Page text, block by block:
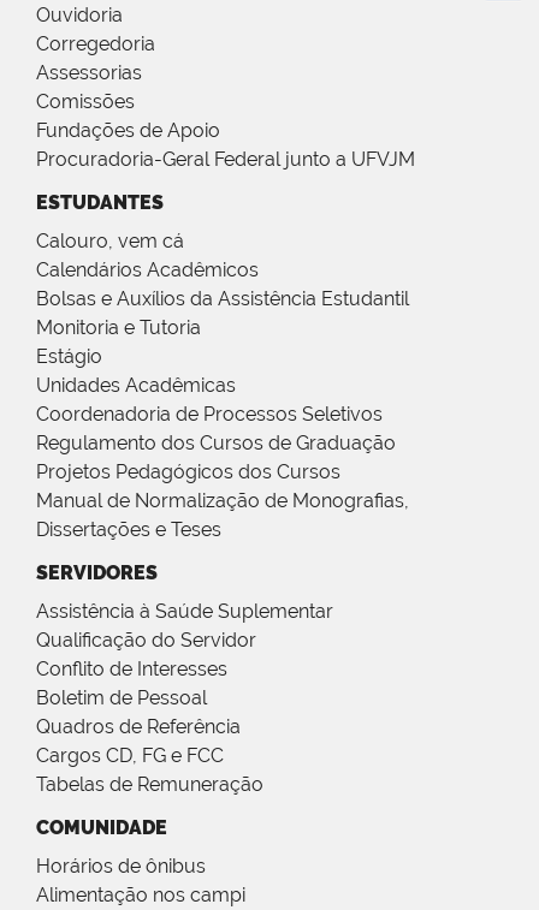
Ouvidoria
Corregedoria
Assessorias
Comissões
Fundações de Apoio
Procuradoria-Geral Federal junto a UFVJM
ESTUDANTES
Calouro, vem cá
Calendários Acadêmicos
Bolsas e Auxílios da Assistência Estudantil
Monitoria e Tutoria
Estágio
Unidades Acadêmicas
Coordenadoria de Processos Seletivos
Regulamento dos Cursos de Graduação
Projetos Pedagógicos dos Cursos
Manual de Normalização de Monografias,
Dissertações e Teses
SERVIDORES
Assistência à Saúde Suplementar
Qualificação do Servidor
Conflito de Interesses
Boletim de Pessoal
Quadros de Referência
Cargos CD, FG e FCC
Tabelas de Remuneração
COMUNIDADE
Horários de ônibus
Alimentação nos campi